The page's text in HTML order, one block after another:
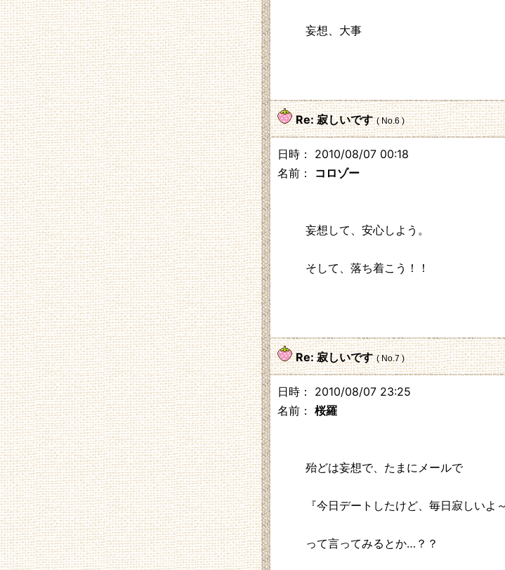
妄想、大事
Re: 寂しいです ( No.6 )
日時： 2010/08/07 00:18
名前： コロゾー
妄想して、安心しよう。
そして、落ち着こう！！
Re: 寂しいです ( No.7 )
日時： 2010/08/07 23:25
名前： 桜羅
殆どは妄想で、たまにメールで
『今日デートしたけど、毎日寂しいよ
って言ってみるとか…？？